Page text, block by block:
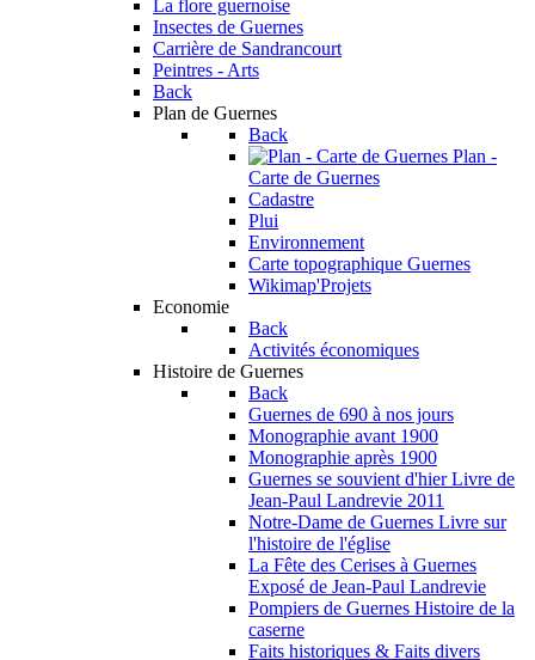
La flore guernoise
Insectes de Guernes
Carrière de Sandrancourt
Peintres - Arts
Back
Plan de Guernes
Back
Plan -
Carte de Guernes
Cadastre
Plui
Environnement
Carte topographique Guernes
Wikimap'Projets
Economie
Back
Activités économiques
Histoire de Guernes
Back
Guernes de 690 à nos jours
Monographie avant 1900
Monographie après 1900
Guernes se souvient d'hier Livre de
Jean-Paul Landrevie 2011
Notre-Dame de Guernes Livre sur
l'histoire de l'église
La Fête des Cerises à Guernes
Exposé de Jean-Paul Landrevie
Pompiers de Guernes Histoire de la
caserne
Faits historiques & Faits divers